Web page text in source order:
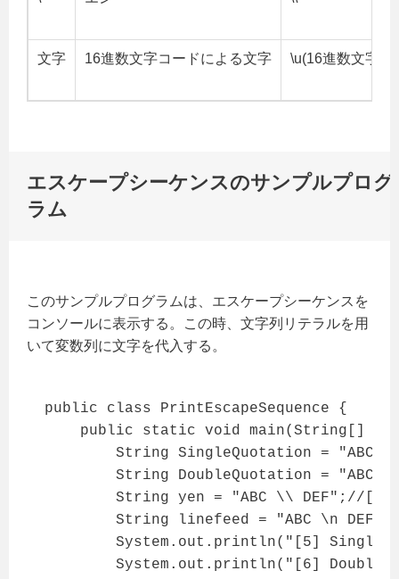
文字 16進数文字コードによる文字 \u(16進数文字コ
エスケープシーケンスのサンプルプログ
ラム
このサンプルプログラムは、エスケープシーケンスを
コンソールに表示する。この時、文字列リテラルを用
いて変数列に文字を代入する。
public class PrintEscapeSequence {
public static void main(String[]
String SingleQuotation = "ABC \'
String DoubleQuotation = "ABC \"
String yen = "ABC \\ DEF";//[3]
String linefeed = "ABC \n
System.out.println("[5]
System.out.println("[6]